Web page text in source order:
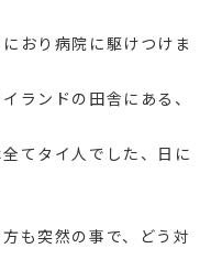
おり病院に駆けつけま
ランドの田舎にある、
てタイ人でした、日に
も突然の事で、どう対